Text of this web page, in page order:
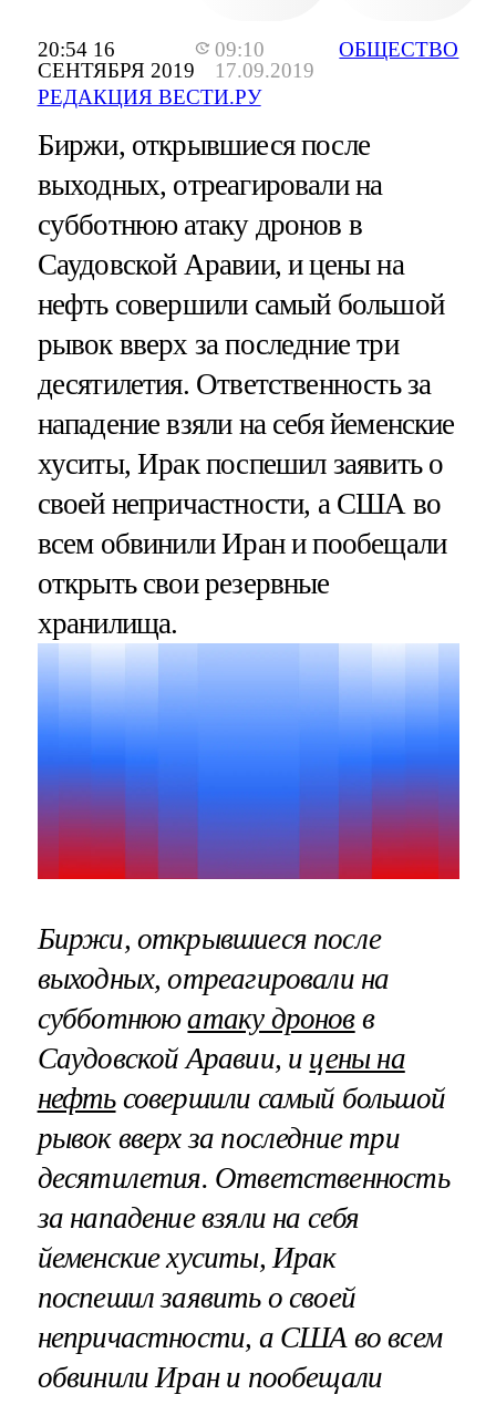
20:54 16
СЕНТЯБРЯ 2019
09:10
17.09.2019
РЕДАКЦИЯ ВЕСТИ.РУ
ОБЩЕСТВО
Биржи, открывшиеся после
выходных, отреагировали на
субботнюю атаку дронов в
Саудовской Аравии, и цены на
нефть совершили самый большой
рывок вверх за последние три
десятилетия. Ответственность за
нападение взяли на себя йеменские
хуситы, Ирак поспешил заявить о
своей непричастности, а США во
всем обвинили Иран и пообещали
открыть свои резервные
хранилища.
Биржи, открывшиеся после
выходных, отреагировали на
субботнююатаку дроновв
Саудовской Аравии, и цены на
нефтьсовершили самый большой
рывок вверх за последние три
десятилетия. Ответственность
за нападение взяли на себя
йеменские хуситы, Ирак
поспешил заявить о своей
непричастности, а США во всем
обвинили Иран и пообещали